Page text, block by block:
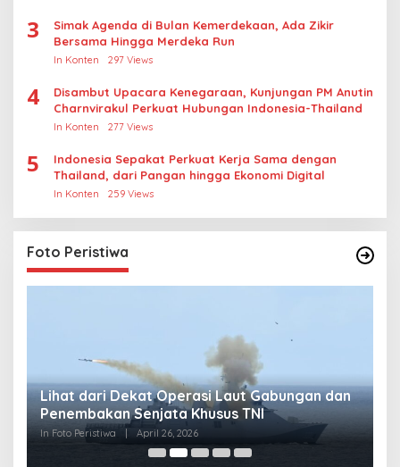
3
Simak Agenda di Bulan Kemerdekaan, Ada Zikir
Bersama Hingga Merdeka Run
In Konten 297 Views
4
Disambut Upacara Kenegaraan, Kunjungan PM Anutin
Charnvirakul Perkuat Hubungan Indonesia-Thailand
In Konten 277 Views
5
Indonesia Sepakat Perkuat Kerja Sama dengan
Thailand, dari Pangan hingga Ekonomi Digital
In Konten 259 Views
Foto Peristiwa
Lihat dari Dekat Operasi Laut Gabungan dan
Penembakan Senjata Khusus TNI
In Foto Peristiwa | April 26, 2026